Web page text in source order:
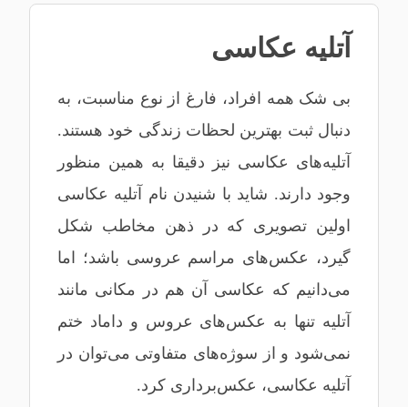
آتلیه عکاسی
بی شک همه افراد، فارغ از نوع مناسبت، به
دنبال ثبت بهترین لحظات زندگی خود هستند.
آتلیه‌های عکاسی نیز دقیقا به همین منظور
وجود دارند. شاید با شنیدن نام آتلیه عکاسی
اولین تصویری که در ذهن مخاطب شکل
گیرد، عکس‌های مراسم عروسی باشد؛ اما
می‌دانیم که عکاسی آن هم در مکانی مانند
آتلیه تنها به عکس‌های عروس و داماد ختم
نمی‌شود و از سوژه‌های متفاوتی می‌توان در
آتلیه عکاسی، عکس‌برداری کرد.